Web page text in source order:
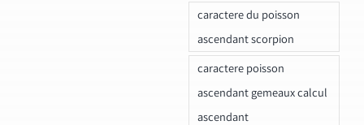
caractere du poisson
ascendant scorpion
caractere poisson
ascendant gemeaux calcul
ascendant